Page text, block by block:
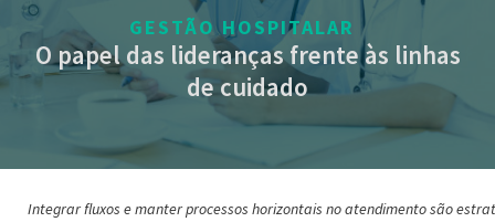
GESTÃO HOSPITALAR
O papel das lideranças frente às linhas
de cuidado
Integrar fluxos e manter processos horizontais no atendimento são